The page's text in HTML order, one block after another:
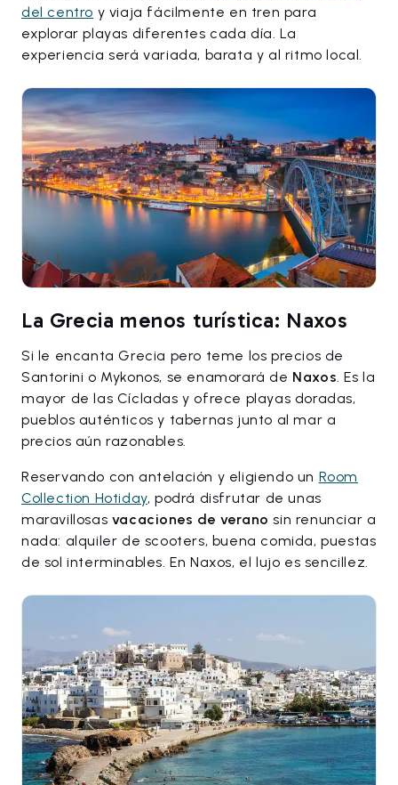
del centro y viaja fácilmente en tren para
explorar playas diferentes cada día. La
experiencia será variada, barata y al ritmo local.
La Grecia menos turística: Naxos
Si le encanta Grecia pero teme los precios de
Santorini o Mykonos, se enamorará de Naxos. Es la
mayor de las Cícladas y ofrece playas doradas,
pueblos auténticos y tabernas junto al mar a
precios aún razonables.
Reservando con antelación y eligiendo un Room
Collection Hotiday, podrá disfrutar de unas
maravillosas vacaciones de verano sin renunciar a
nada: alquiler de scooters, buena comida, puestas
de sol interminables. En Naxos, el lujo es sencillez.